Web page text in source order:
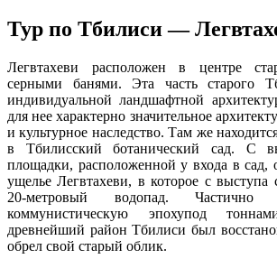
Тур по Тбилиси —
Легвтахеви расположен в центре
серными банями. Эта часть старого
индивидуальной ландшафтной
для нее характерно значительное
и культурное наследство. Там же
в Тбилисский ботанический сад. С
площадки, расположенной у входа в сад,
ущелье Легвтахеви, в которое с выступа
20-метровый водопад. Частично
коммунистическую эпохупод
древнейший район Тбилиси был
обрел свой старый облик.